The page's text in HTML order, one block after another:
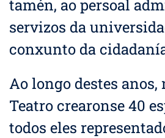
tamén, ao persoal
servizos da
conxunto da
Ao longo destes anos,
Teatro crearonse 40
todos eles